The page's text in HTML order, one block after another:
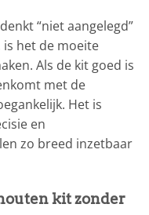
“niet aangelegd”
het de moeite
Als de kit goed is
met de
Het is
en
zo breed inzetbaar
kit zonder